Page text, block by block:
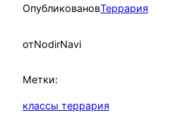
ОпубликовановТеррария
отNodirNavi
Метки:
классы террария